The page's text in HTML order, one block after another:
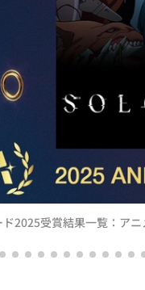
2025受賞結果一覧：ア